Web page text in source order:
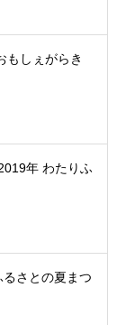
もしぇがらき
年 わたりふ
さとの夏まつ